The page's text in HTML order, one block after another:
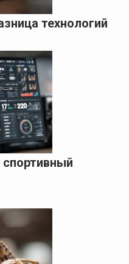
технологий